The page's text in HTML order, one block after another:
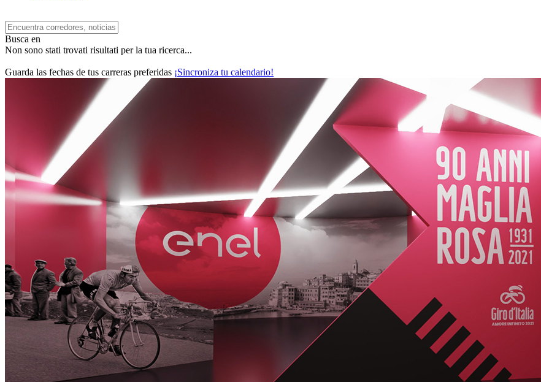
Busca en
Non sono stati trovati risultati per la tua ricerca...
Guarda las fechas de tus carreras preferidas ¡Sincroniza tu calendario!